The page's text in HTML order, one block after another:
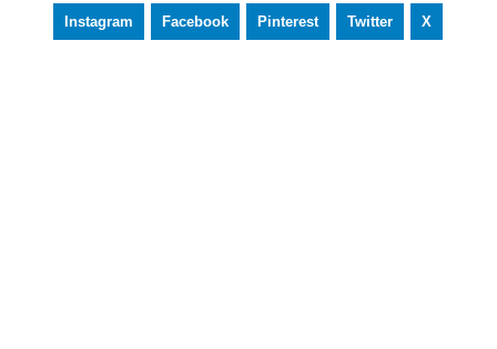
Instagram Facebook Pinterest Twitter X